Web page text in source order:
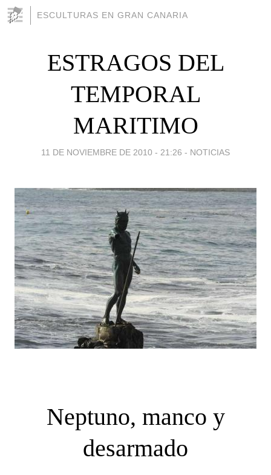
ESCULTURAS EN GRAN CANARIA
ESTRAGOS DEL
TEMPORAL
MARITIMO
11 DE NOVIEMBRE DE 2010 - 21:26 - NOTICIAS
Neptuno, manco y
desarmado